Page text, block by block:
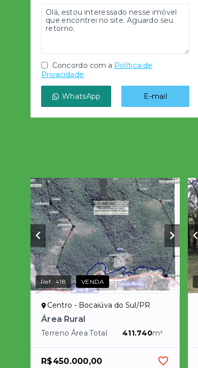
Concordo com a Política de
Privacidade
WhatsApp E-mail
Ref.:418 VENDA
Centro - Bocaiúva do Sul/PR
Área Rural
Terreno Área Total 411.740m²
R$450.000,00